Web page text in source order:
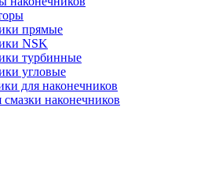
прямые
NSK
турбинные
угловые
для наконечников
наконечников